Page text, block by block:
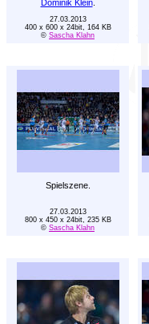
Dominik Klein.
27.03.2013
400 x 600 x 24bit, 164 KB
© Sascha Klahn
Spielszene.
27.03.2013
800 x 450 x 24bit, 235 KB
© Sascha Klahn